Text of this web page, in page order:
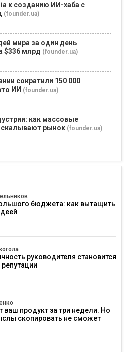
к созданию ИИ-хаба с
(founder.ua)
мира за один день
$336 млрд (founder.ua)
сократили 150 000
ИИ (founder.ua)
как массовые
рынок (founder.ua)
бюджета: как вытащить
руководителя становится
ваш продукт за три недели. Но
скопировать не сможет